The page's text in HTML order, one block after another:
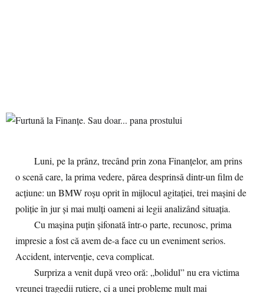
Luni, pe la prânz, trecând prin zona Finanțelor, am prins
o scenă care, la prima vedere, părea desprinsă dintr-un film de
acțiune: un BMW roșu oprit în mijlocul agitației, trei mașini de
poliție în jur și mai mulți oameni ai legii analizând situația.
Cu mașina puțin șifonată într-o parte, recunosc, prima
impresie a fost că avem de-a face cu un eveniment serios.
Accident, intervenție, ceva complicat.
Surpriza a venit după vreo oră: „bolidul” nu era victima
vreunei tragedii rutiere, ci a unei probleme mult mai